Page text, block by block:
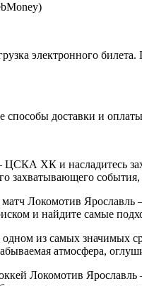
электронного билета.
доставки и
ЦСКА ХК и насладитесь
захватывающего события,
матч Локомотив
и найдите самые
из самых
атмосфера,
Локомотив